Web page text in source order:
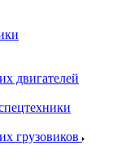
двигателей
грузовиков